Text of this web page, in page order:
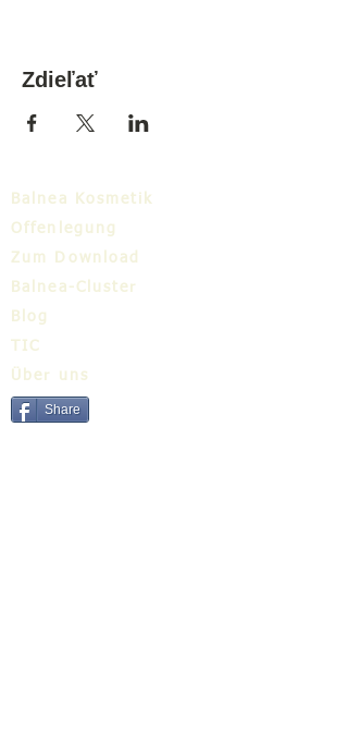
Zdieľať
Balnea Kosmetik
Offenlegung
Zum Download
Balnea-Cluster
Blog
TIC
Über uns
Share